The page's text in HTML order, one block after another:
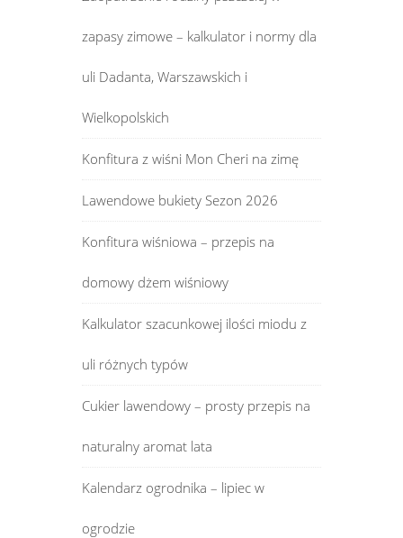
zapasy zimowe – kalkulator i normy dla
uli Dadanta, Warszawskich i
Wielkopolskich
Konfitura z wiśni Mon Cheri na zimę
Lawendowe bukiety Sezon 2026
Konfitura wiśniowa – przepis na
domowy dżem wiśniowy
Kalkulator szacunkowej ilości miodu z
uli różnych typów
Cukier lawendowy – prosty przepis na
naturalny aromat lata
Kalendarz ogrodnika – lipiec w
ogrodzie